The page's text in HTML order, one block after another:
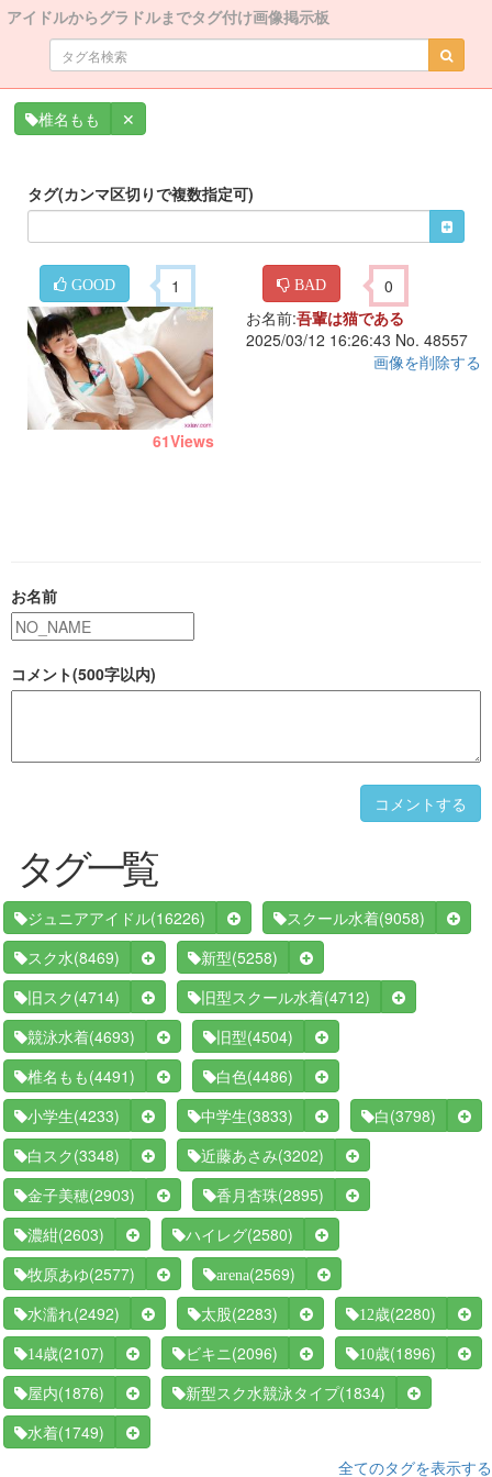
アイドルからグラドルまでタグ付け画像掲示板
椎名もも ✕
タグ(カンマ区切りで複数指定可)
GOOD 1 BAD 0
61Views
お名前:吾輩は猫である
2025/03/12 16:26:43 No. 48557
画像を削除する
お名前
コメント(500字以内)
コメントする
タグ一覧
ジュニアアイドル(16226) スクール水着(9058)
スク水(8469) 新型(5258)
旧スク (4714) 旧型スクール水着(4712)
競泳水着(4693) 旧型(4504)
椎名もも (4491) 白色(4486)
小学生(4233) 中学生(3833) 白 (3798)
白スク (3348) 近藤あさみ(3202)
金子美穂(2903) 香月杏珠(2895)
濃紺(2603) ハイレグ(2580)
牧原あゆ(2577) arena(2569)
水濡れ(2492) 太股(2283) 12歳(2280)
14歳(2107) ビキニ (2096) 10歳(1896)
屋内(1876) 新型スク水競泳タイプ(1834)
水着(1749)
全てのタグを表示する